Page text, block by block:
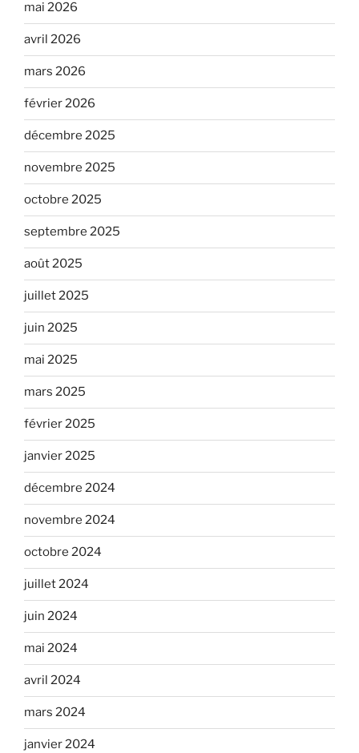
mai 2026
avril 2026
mars 2026
février 2026
décembre 2025
novembre 2025
octobre 2025
septembre 2025
août 2025
juillet 2025
juin 2025
mai 2025
mars 2025
février 2025
janvier 2025
décembre 2024
novembre 2024
octobre 2024
juillet 2024
juin 2024
mai 2024
avril 2024
mars 2024
janvier 2024